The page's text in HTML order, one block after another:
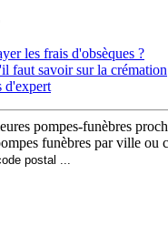
les frais d'obsèques ?
faut savoir sur la crémation
d'expert
pompes-funèbres
funèbres par ville ou